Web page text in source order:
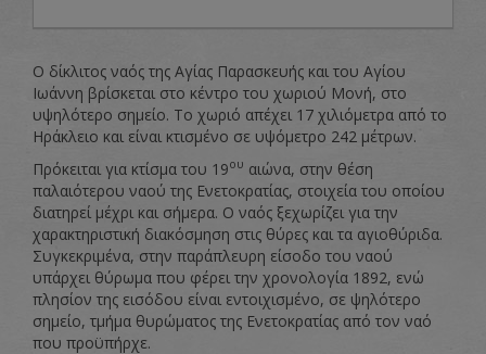
Ο δίκλιτος ναός της Αγίας Παρασκευής και του Αγίου
Ιωάννη βρίσκεται στο κέντρο του χωριού Μονή, στο
υψηλότερο σημείο. Το χωριό απέχει 17 χιλιόμετρα από το
Ηράκλειο και είναι κτισμένο σε υψόμετρο 242 μέτρων.
Πρόκειται για κτίσμα του 19ου αιώνα, στην θέση
παλαιότερου ναού της Ενετοκρατίας, στοιχεία του οποίου
διατηρεί μέχρι και σήμερα. Ο ναός ξεχωρίζει για την
χαρακτηριστική διακόσμηση στις θύρες και τα αγιοθύριδα.
Συγκεκριμένα, στην παράπλευρη είσοδο του ναού
υπάρχει θύρωμα που φέρει την χρονολογία 1892, ενώ
πλησίον της εισόδου είναι εντοιχισμένο, σε ψηλότερο
σημείο, τμήμα θυρώματος της Ενετοκρατίας από τον ναό
που προϋπήρχε.